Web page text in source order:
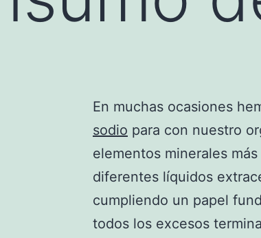
En muchas ocasiones
sodio para con nuestro
elementos minerales
diferentes líquidos
cumpliendo un papel
todos los excesos